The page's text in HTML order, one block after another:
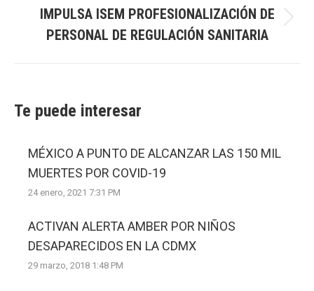
post:
IMPULSA ISEM PROFESIONALIZACIÓN DE
PERSONAL DE REGULACIÓN SANITARIA
Te puede interesar
MÉXICO A PUNTO DE ALCANZAR LAS 150 MIL
MUERTES POR COVID-19
24 enero, 2021 7:31 PM
ACTIVAN ALERTA AMBER POR NIÑOS
DESAPARECIDOS EN LA CDMX
29 marzo, 2018 1:48 PM